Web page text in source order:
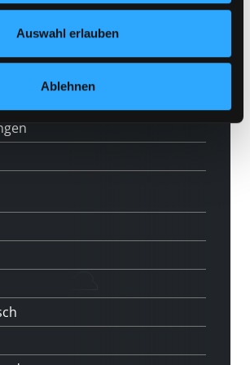
Auswahl erlauben
Ablehnen